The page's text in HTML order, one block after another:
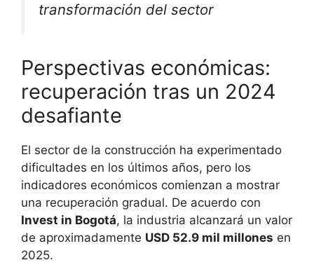
transformación del sector
Perspectivas económicas:
recuperación tras un 2024
desafiante
El sector de la construcción ha experimentado
dificultades en los últimos años, pero los
indicadores económicos comienzan a mostrar
una recuperación gradual. De acuerdo con
Invest in Bogotá, la industria alcanzará un valor
de aproximadamente USD 52.9 mil millones en
2025.